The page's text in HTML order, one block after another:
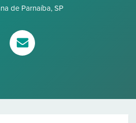
de Parnaíba, SP